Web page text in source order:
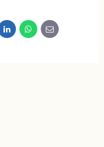
LinkedInWhatsApp
E-
mail